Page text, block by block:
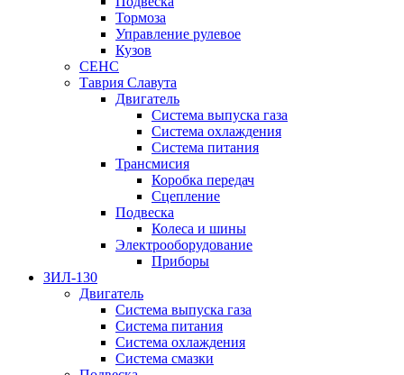
Тормоза
Управление рулевое
Кузов
СЕНС
Таврия Славута
Двигатель
Система выпуска газа
Система охлаждения
Система питания
Трансмисия
Коробка передач
Сцепление
Подвеска
Колеса и шины
Электрооборудование
Приборы
ЗИЛ-130
Двигатель
Система выпуска газа
Система питания
Система охлаждения
Система смазки